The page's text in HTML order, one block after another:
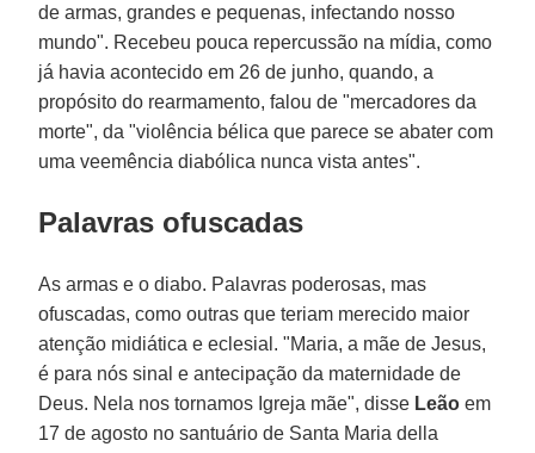
de armas, grandes e pequenas, infectando nosso
mundo". Recebeu pouca repercussão na mídia, como
já havia acontecido em 26 de junho, quando, a
propósito do rearmamento, falou de "mercadores da
morte", da "violência bélica que parece se abater com
uma veemência diabólica nunca vista antes".
Palavras ofuscadas
As armas e o diabo. Palavras poderosas, mas
ofuscadas, como outras que teriam merecido maior
atenção midiática e eclesial. "Maria, a mãe de Jesus,
é para nós sinal e antecipação da maternidade de
Deus. Nela nos tornamos Igreja mãe", disse Leão em
17 de agosto no santuário de Santa Maria della